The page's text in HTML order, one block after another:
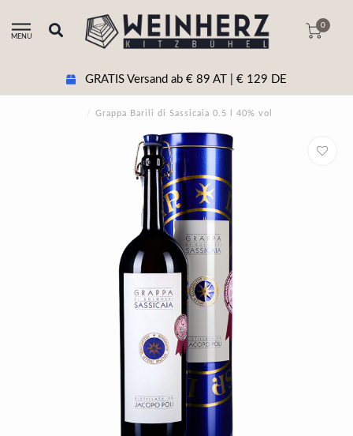
MENU
0
GRATIS Versand ab € 89 AT | € 129 DE
/ Grappa Barili di Sassicaia 0.5 l 40% vol